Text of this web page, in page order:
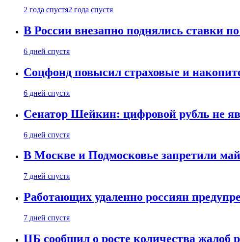
2 года спустя2 года спустя
В России внезапно поднялись ставки
6 дней спустя
Соцфонд повысил страховые и
6 дней спустя
Сенатор Шейкин: цифровой рубль не
6 дней спустя
В Москве и Подмосковье запретили
7 дней спустя
Работающих удаленно россиян
7 дней спустя
ЦБ сообщил о росте количества жалоб